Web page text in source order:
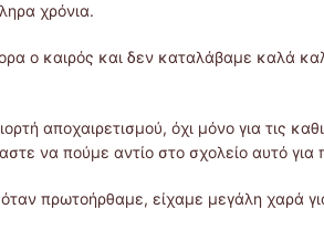
χρόνια.
ο καιρός και δεν καταλάβαμε καλά
αποχαιρετισμού, όχι μόνο για τις
να πούμε αντίο στο σχολείο αυτό για
όταν πρωτοήρθαμε, είχαμε μεγάλη χαρά